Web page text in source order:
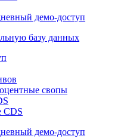
демо-доступ
базу данных
свопы
CDS
демо-доступ